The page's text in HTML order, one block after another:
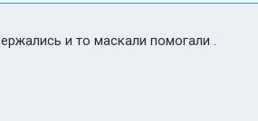
и то маскали помогали .